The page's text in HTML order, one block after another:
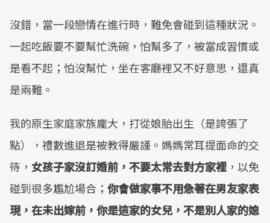
沒錯，當一段戀情在進行時，難免會碰到這種狀況。
一起吃飯要不要幫忙洗碗，怕幫多了，被當成習慣或
是看不起；怕沒幫忙，坐在客廳裡又不好意思，還真
是兩難。
我的原生家庭家族龐大，打從娘胎出生（是誇張了
點），禮數進退是被教得嚴謹。媽媽常耳提面命的交
待， 女孩子家沒訂婚前，不要太常去對方家裡 ，以免
碰到很多尷尬場合； 你會做家事不用急著在男友家表
現，在未出嫁前，你是這家的女兒，不是別人家的媳